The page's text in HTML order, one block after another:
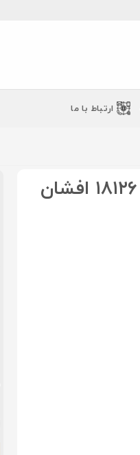
ارتباط با ما
فرش زمرد مشهد ۵۰۰ شانه کد ۱۸۱۲۶ افشان